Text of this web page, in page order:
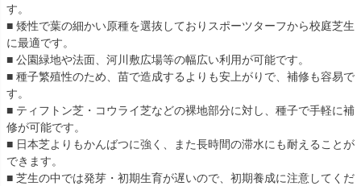
す。
■ 矮性で葉の細かい原種を選抜しておりスポーツターフから校庭芝生
に最適です。
■ 公園緑地や法面、河川敷広場等の幅広い利用が可能です。
■ 種子繁殖性のため、苗で造成するよりも安上がりで、補修も容易で
す。
■ ティフトン芝・コウライ芝などの裸地部分に対し、種子で手軽に補
修が可能です。
■ 日本芝よりもかんばつに強く、また長時間の滞水にも耐えることが
できます。
■ 芝生の中では発芽・初期生育が遅いので、初期養成に注意してくだ